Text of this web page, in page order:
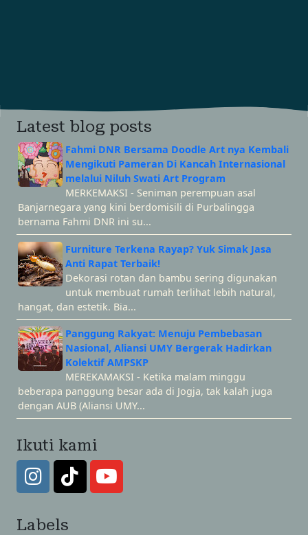
Latest blog posts
Fahmi DNR Bersama Doodle Art nya Kembali
Mengikuti Pameran Di Kancah Internasional
melalui Niluh Swati Art Program
MERKEMAKSI - Seniman perempuan asal
Banjarnegara yang kini berdomisili di Purbalingga
bernama Fahmi DNR ini su...
Furniture Terkena Rayap? Yuk Simak Jasa
Anti Rapat Terbaik!
Dekorasi rotan dan bambu sering digunakan
untuk membuat rumah terlihat lebih natural,
hangat, dan estetik. Bia...
Panggung Rakyat: Menuju Pembebasan
Nasional, Aliansi UMY Bergerak Hadirkan
Kolektif AMPSKP
MEREKAMAKSI - Ketika malam minggu
beberapa panggung besar ada di Jogja, tak kalah juga
dengan AUB (Aliansi UMY...
Ikuti kami
Labels